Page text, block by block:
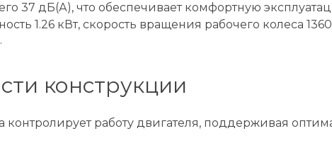
37 дБ(А), что обеспечивает комфортную
1.26 кВт, скорость вращения рабочего колеса
конструкции
работу двигателя, поддерживая